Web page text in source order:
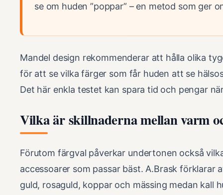
se om huden ”poppar” – en metod som ger
Mandel design rekommenderar att hålla olika
för att se vilka färger som får huden att se
Det här enkla testet kan spara tid och pengar
Vilka är skillnaderna mellan varm
Förutom färgval påverkar undertonen också
accessoarer som passar bäst. A.Brask förklarar
guld, rosaguld, koppar och mässing medan kall